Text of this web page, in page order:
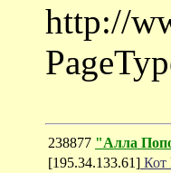
http://
238877 "Алла
[195.34.133.61] Кот